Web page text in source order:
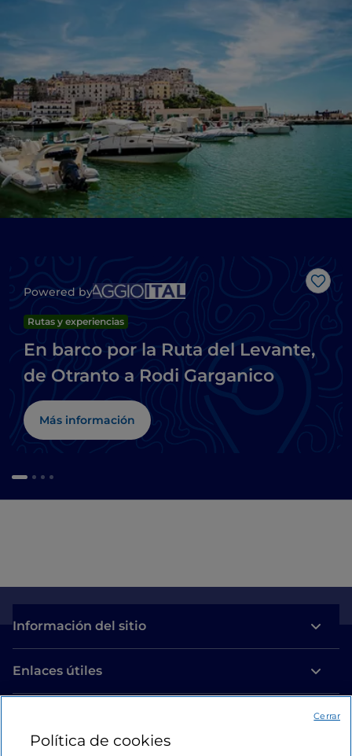
Me
Powered by
Rutas y experiencias
En barco por la Ruta del Levante,
de Otranto a Rodi Garganico
Más información
Información del sitio
Enlaces útiles
Estamos en contacto
Política de cookies
Cerrar